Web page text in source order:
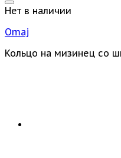
Нет в наличии
Omaj
Кольцо на мизинец со